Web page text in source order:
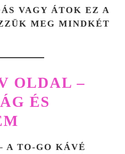
VAGY ÁTOK EZ A
MEG MINDKÉT
OLDAL –
ÉS
A TO-GO KÁVÉ